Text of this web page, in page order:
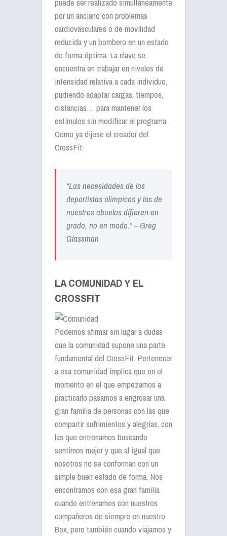
por un anciano con problemas
cardiovasculares o de movilidad
reducida y un bombero en un estado
de forma óptima. La clave se
encuentra en trabajar en niveles de
intensidad relativa a cada individuo,
pudiendo adaptar cargas, tiempos,
distancias… para mantener los
estímulos sin modificar el programa.
Como ya dijese el creador del
CrossFit:
“Las necesidades de los
deportistas olímpicos y las de
nuestros abuelos difieren en
grado, no en modo.” – Greg
Glassman
LA COMUNIDAD Y EL
CROSSFIT
Podemos afirmar sin lugar a dudas
que la comunidad supone una parte
fundamental del CrossFit. Pertenecer
a esa comunidad implica que en el
momento en el que empezamos a
practicarlo pasamos a engrosar una
gran familia de personas con las que
compartir sufrimientos y alegrías, con
las que entrenamos buscando
sentirnos mejor y que al igual que
nosotros no se conforman con un
simple buen estado de forma. Nos
encontramos con esa gran familia
cuando entrenamos con nuestros
compañeros de siempre en nuestro
Box, pero también cuando viajamos y